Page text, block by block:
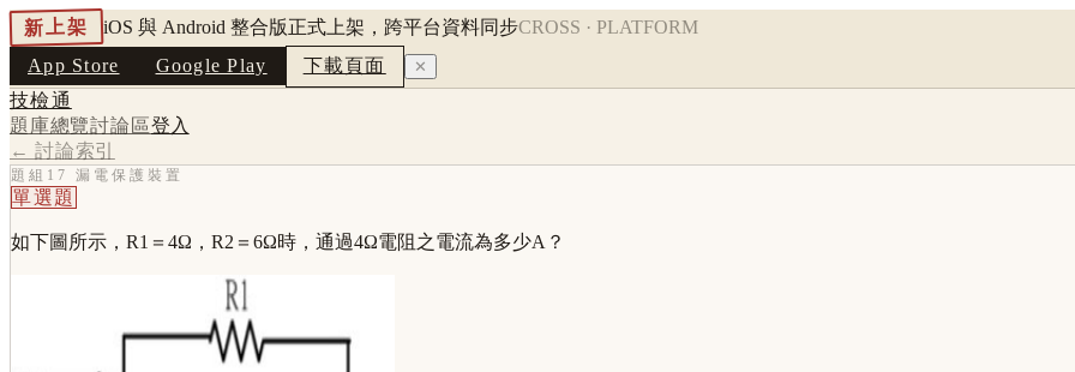
新上架 iOS 與 Android 整合版正式上架，跨平台資料同步CROSS · PLATFORM
App Store
Google Play 下載頁面 ✕
技檢通
題庫總覽討論區登入
← 討論索引
題組17 漏電保護裝置
單選題
如下圖所示，R1＝4Ω，R2＝6Ω時，通過4Ω電阻之電流為多少A？